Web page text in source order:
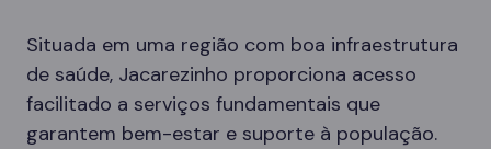
Situada em uma região com boa infraestrutura
de saúde, Jacarezinho proporciona acesso
facilitado a serviços fundamentais que
garantem bem-estar e suporte à população.